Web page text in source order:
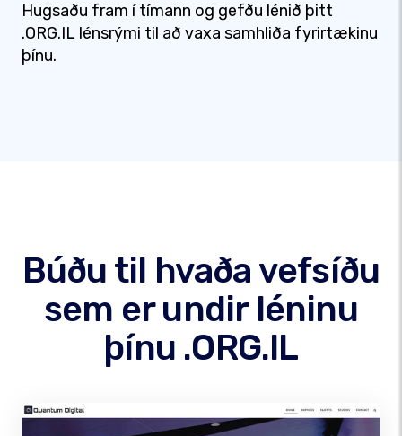
Hugsaðu fram í tímann og gefðu lénið þitt
.ORG.IL lénsrými til að vaxa samhliða fyrirtækinu
þínu.
Búðu til hvaða vefsíðu
sem er undir léninu
þínu .ORG.IL